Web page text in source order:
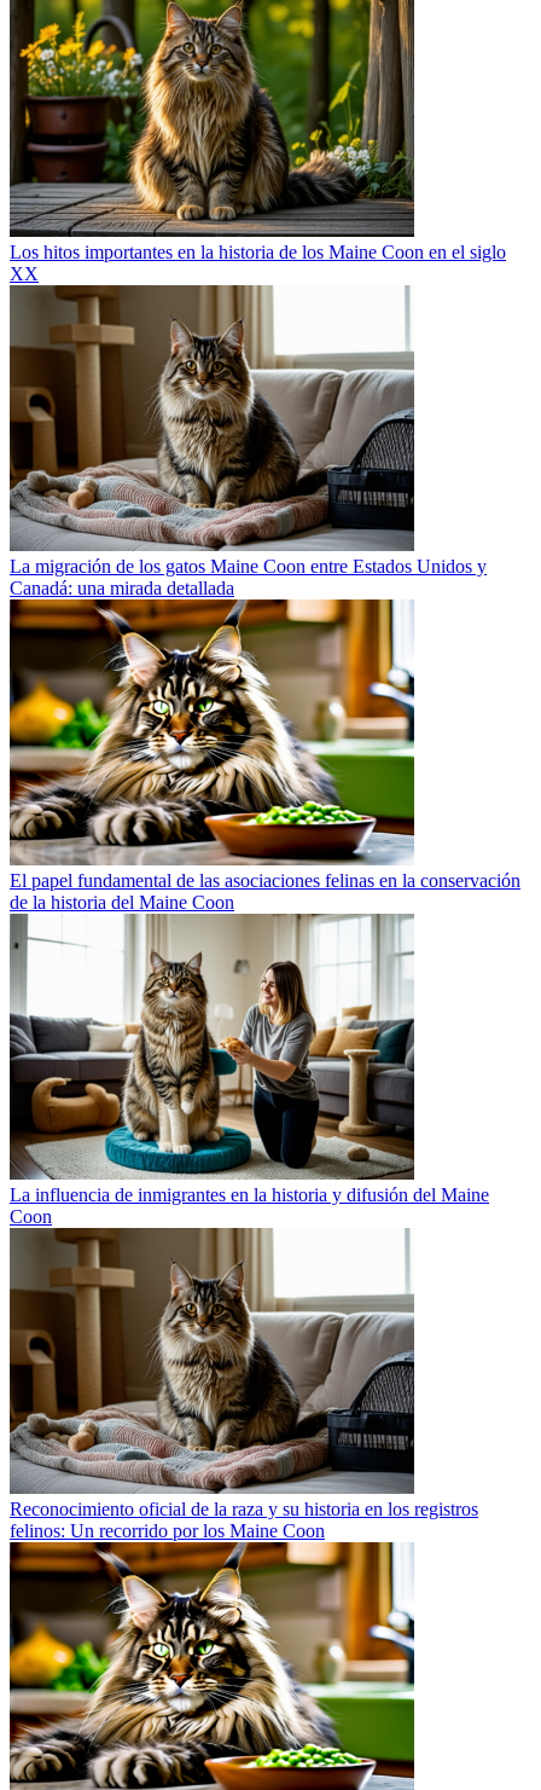
Los hitos importantes en la historia de los Maine Coon en el siglo
XX
La migración de los gatos Maine Coon entre Estados Unidos y
Canadá: una mirada detallada
El papel fundamental de las asociaciones felinas en la conservación
de la historia del Maine Coon
La influencia de inmigrantes en la historia y difusión del Maine
Coon
Reconocimiento oficial de la raza y su historia en los registros
felinos: Un recorrido por los Maine Coon